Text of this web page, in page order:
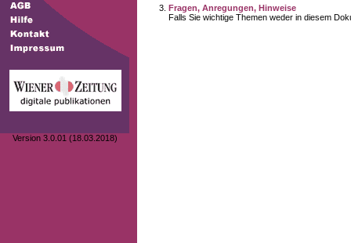
Version 3.0.01 (18.03.2018)
Fragen, Anregungen, Hinweise
Falls Sie wichtige Themen weder in diesem